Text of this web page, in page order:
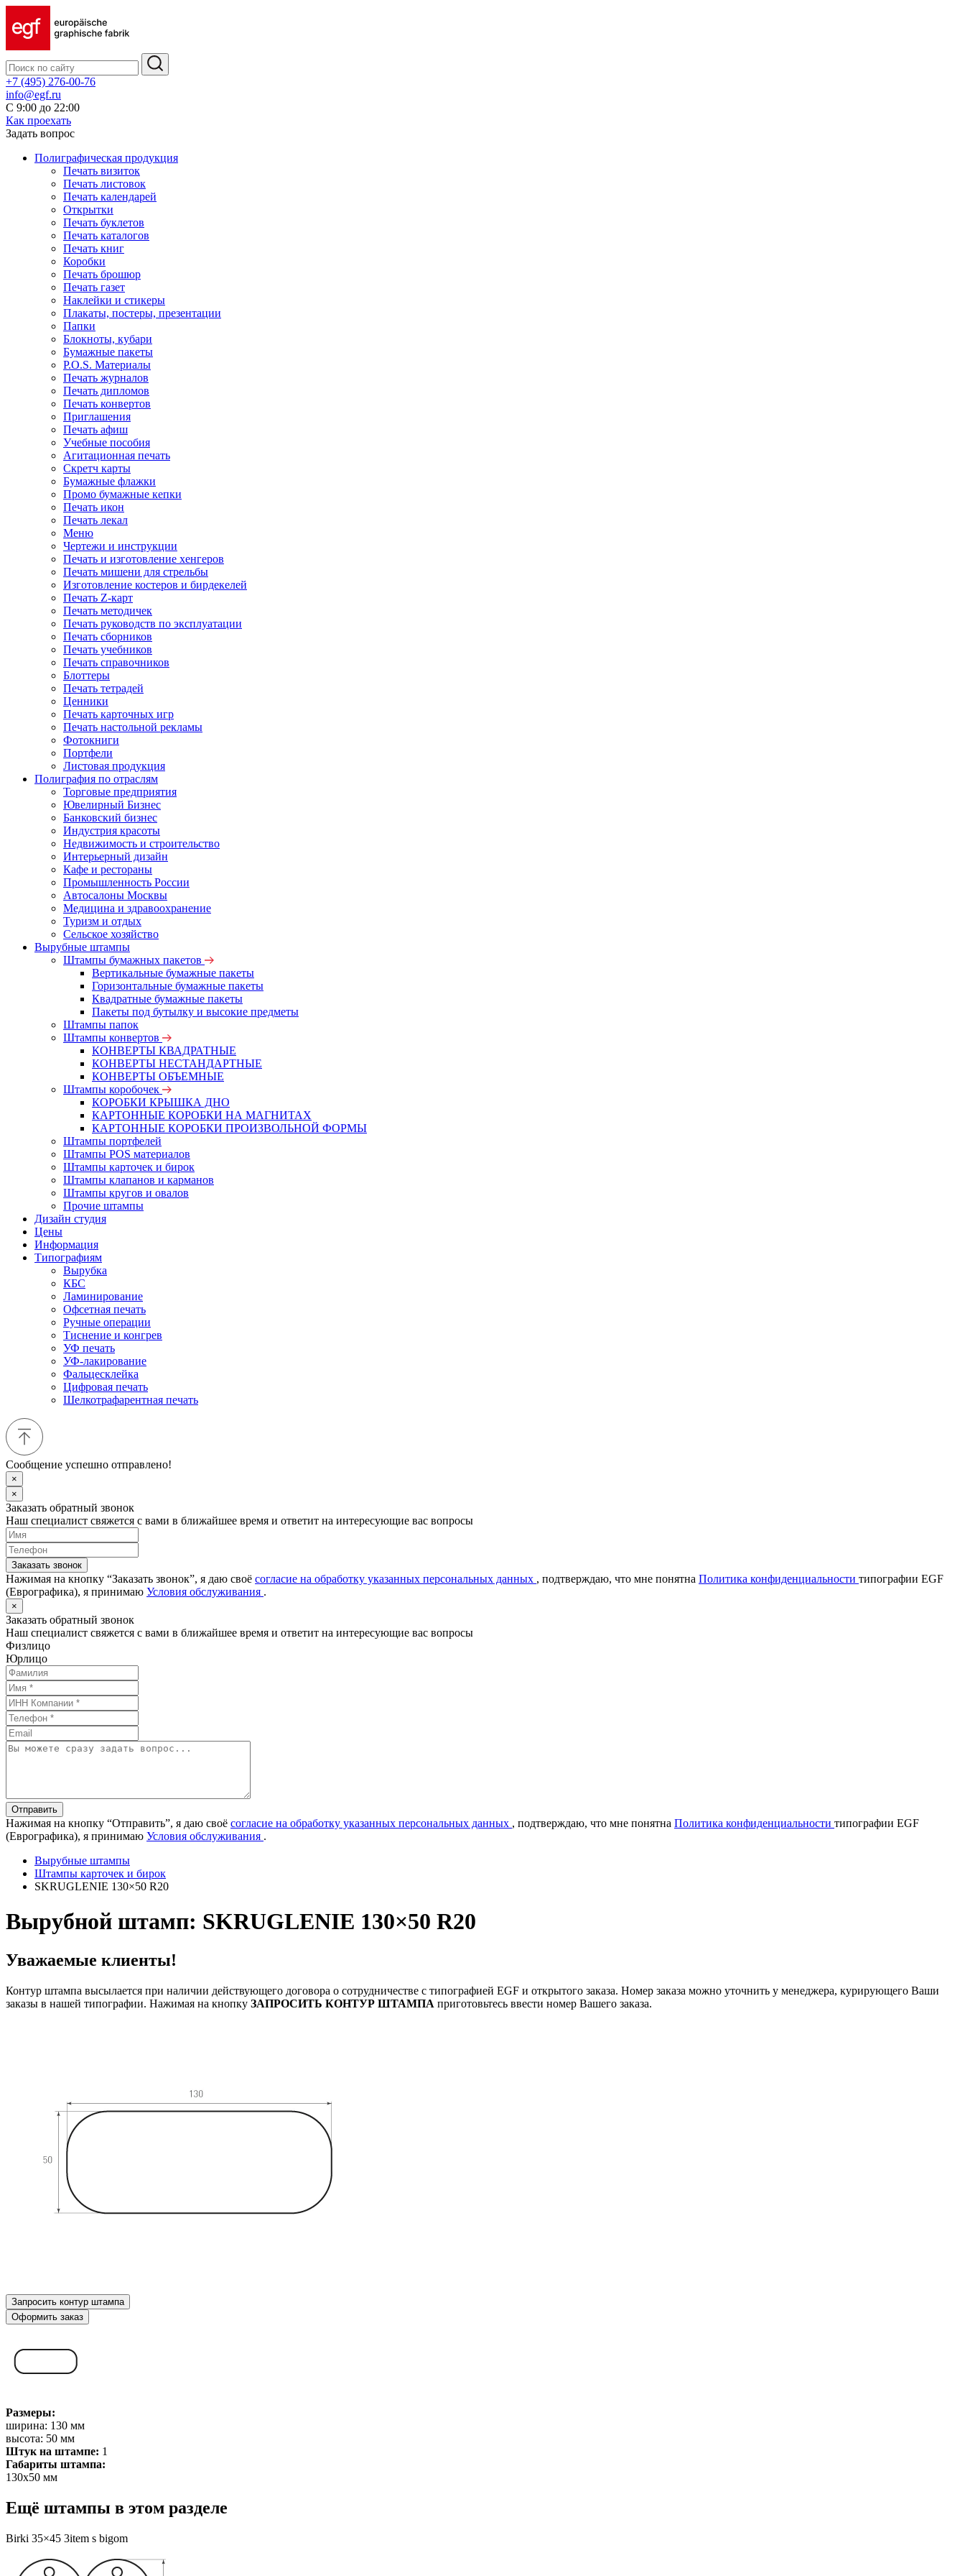
+7 (495) 276-00-76
info@egf.ru
С 9:00 до 22:00
Как проехать
Задать вопрос
Полиграфическая продукция
Печать визиток
Печать листовок
Печать календарей
Открытки
Печать буклетов
Печать каталогов
Печать книг
Коробки
Печать брошюр
Печать газет
Наклейки и стикеры
Плакаты, постеры, презентации
Папки
Блокноты, кубари
Бумажные пакеты
P.O.S. Материалы
Печать журналов
Печать дипломов
Печать конвертов
Приглашения
Печать афиш
Учебные пособия
Агитационная печать
Скретч карты
Бумажные флажки
Промо бумажные кепки
Печать икон
Печать лекал
Меню
Чертежи и инструкции
Печать и изготовление хенгеров
Печать мишени для стрельбы
Изготовление костеров и бирдекелей
Печать Z-карт
Печать методичек
Печать руководств по эксплуатации
Печать сборников
Печать учебников
Печать справочников
Блоттеры
Печать тетрадей
Ценники
Печать карточных игр
Печать настольной рекламы
Фотокниги
Портфели
Листовая продукция
Полиграфия по отраслям
Торговые предприятия
Ювелирный Бизнес
Банковский бизнес
Индустрия красоты
Недвижимость и строительство
Интерьерный дизайн
Кафе и рестораны
Промышленность России
Автосалоны Москвы
Медицина и здравоохранение
Туризм и отдых
Сельское хозяйство
Вырубные штампы
Штампы бумажных пакетов
Вертикальные бумажные пакеты
Горизонтальные бумажные пакеты
Квадратные бумажные пакеты
Пакеты под бутылку и высокие предметы
Штампы папок
Штампы конвертов
КОНВЕРТЫ КВАДРАТНЫЕ
КОНВЕРТЫ НЕСТАНДАРТНЫЕ
КОНВЕРТЫ ОБЪЕМНЫЕ
Штампы коробочек
КОРОБКИ КРЫШКА ДНО
КАРТОННЫЕ КОРОБКИ НА МАГНИТАХ
КАРТОННЫЕ КОРОБКИ ПРОИЗВОЛЬНОЙ ФОРМЫ
Штампы портфелей
Штампы POS материалов
Штампы карточек и бирок
Штампы клапанов и карманов
Штампы кругов и овалов
Прочие штампы
Дизайн студия
Цены
Информация
Типографиям
Вырубка
КБС
Ламинирование
Офсетная печать
Ручные операции
Тиснение и конгрев
УФ печать
УФ-лакирование
Фальцесклейка
Цифровая печать
Шелкотрафарентная печать
Сообщение успешно отправлено!
×
×
Заказать обратный звонок
Наш специалист свяжется с вами в ближайшее время и ответит на интересующие вас вопросы
Заказать звонок
Нажимая на кнопку “Заказать звонок”, я даю своё согласие на обработку указанных персональных данных , подтверждаю, что мне понятна Политика конфиденциальности типографии EGF
(Еврографика), я принимаю Условия обслуживания .
×
Заказать обратный звонок
Наш специалист свяжется с вами в ближайшее время и ответит на интересующие вас вопросы
Физлицо
Юрлицо
Отправить
Нажимая на кнопку “Отправить”, я даю своё согласие на обработку указанных персональных данных , подтверждаю, что мне понятна Политика конфиденциальности типографии EGF
(Еврографика), я принимаю Условия обслуживания .
Вырубные штампы
Штампы карточек и бирок
SKRUGLENIE 130×50 R20
Вырубной штамп: SKRUGLENIE 130×50 R20
Уважаемые клиенты!
Контур штампа высылается при наличии действующего договора о сотрудничестве с типографией EGF и открытого заказа. Номер заказа можно уточнить у менеджера, курирующего Ваши
заказы в нашей типографии. Нажимая на кнопку ЗАПРОСИТЬ КОНТУР ШТАМПА приготовьтесь ввести номер Вашего заказа.
Запросить контур штампа
Оформить заказ
Размеры:
ширина: 130 мм
высота: 50 мм
Штук на штампе: 1
Габариты штампа:
130х50 мм
Ещё штампы в этом разделе
Birki 35×45 3item s bigom